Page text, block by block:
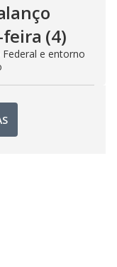
(4)
e entorno